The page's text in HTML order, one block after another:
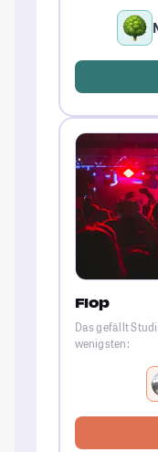
Flop
Das gefällt
wenigsten: